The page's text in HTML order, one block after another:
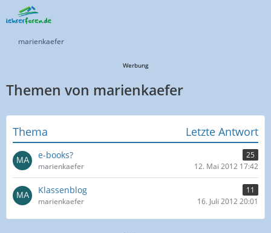
marienkaefer
Werbung
Themen von marienkaefer
Thema Letzte Antwort
e-books?
25
marienkaefer
12. Mai 2012 17:42
Klassenblog
11
marienkaefer
16. Juli 2012 20:01